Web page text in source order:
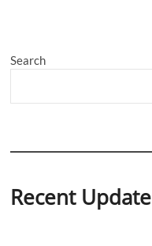
Sehat
Klinik
Search
Recent Update